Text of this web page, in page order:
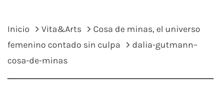
Inicio Vita&Arts
Cosa de minas, el universo
femenino contado sin culpa
dalia-gutmann–
cosa-de-minas